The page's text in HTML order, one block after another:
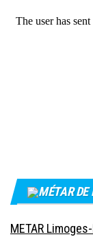
MÉTAR DE
METAR